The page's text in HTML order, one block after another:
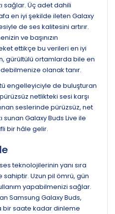
sağlar. Üç adet dahili
en iyi şekilde ileten Galaxy
de ses kalitesini artırır.
ve başınızın
ettikçe bu verileri en iyi
gürültülü ortamlarda bile en
olanak tanır.
engelleyiciyle de buluşturan
netlikteki sesi karşı
seslerinde pürüzsüz, net
sunan Galaxy Buds Live ile
bir hâle gelir.
teknolojilerinin yanı sıra
Uzun pil ömrü, gün
yapabilmenizi sağlar.
Samsung Galaxy Buds,
bir saate kadar dinleme